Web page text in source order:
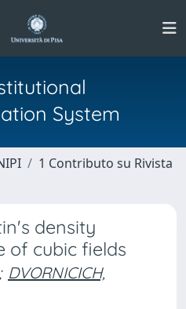
System
1 Contributo su Rivista
density
of cubic fields
; DVORNICICH,